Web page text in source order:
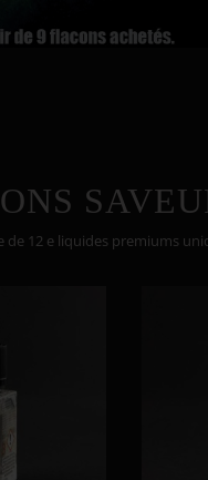
de 12 e liquides premiums